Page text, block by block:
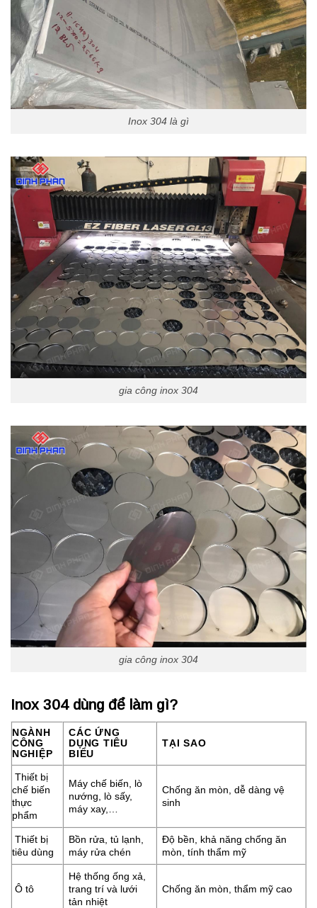
Inox 304 là gì
gia công inox 304
gia công inox 304
Inox 304 dùng để làm gì?
NGÀNH
CÔNG
NGHIỆP
CÁC ỨNG
DỤNG TIÊU
BIỂU
TẠI SAO
Thiết bị
chế biến
thực
phẩm
Máy chế biến, lò
nướng, lò sấy,
máy xay,…
Chống ăn mòn, dễ dàng vệ
sinh
Thiết bị
tiêu dùng
Bồn rửa, tủ lạnh,
máy rửa chén
Độ bền, khả năng chống ăn
mòn, tính thẩm mỹ
Ô tô
Hệ thống ống xả,
trang trí và lưới
tản nhiệt
Chống ăn mòn, thẩm mỹ cao